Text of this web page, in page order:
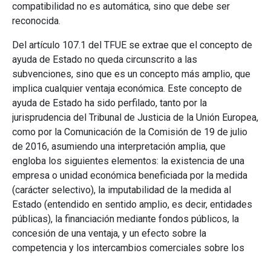
compatibilidad no es automática, sino que debe ser
reconocida.
Del artículo 107.1 del TFUE se extrae que el concepto de
ayuda de Estado no queda circunscrito a las
subvenciones, sino que es un concepto más amplio, que
implica cualquier ventaja económica. Este concepto de
ayuda de Estado ha sido perfilado, tanto por la
jurisprudencia del Tribunal de Justicia de la Unión Europea,
como por la Comunicación de la Comisión de 19 de julio
de 2016, asumiendo una interpretación amplia, que
engloba los siguientes elementos: la existencia de una
empresa o unidad económica beneficiada por la medida
(carácter selectivo), la imputabilidad de la medida al
Estado (entendido en sentido amplio, es decir, entidades
públicas), la financiación mediante fondos públicos, la
concesión de una ventaja, y un efecto sobre la
competencia y los intercambios comerciales sobre los